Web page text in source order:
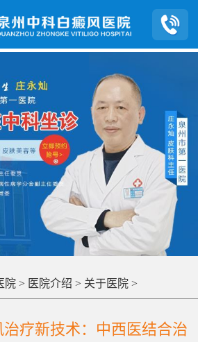
院 > 医院介绍 > 关于医院 >
疗新技术：中西医结合治